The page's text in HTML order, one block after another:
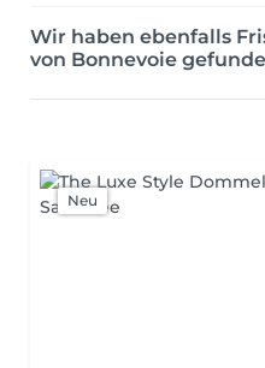
Wir haben ebenfalls
von Bonnevoie
Neu